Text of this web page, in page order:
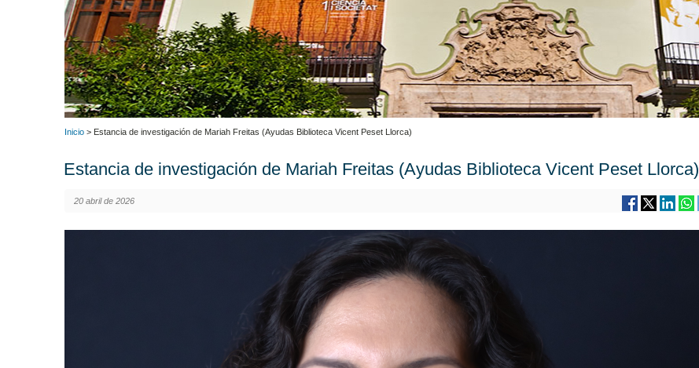
Inicio > Estancia de investigación de Mariah Freitas (Ayudas Biblioteca Vicent Peset Llorca)
Estancia de investigación de Mariah Freitas (Ayudas Biblioteca Vicent Peset Llorca)
20 abril de 2026